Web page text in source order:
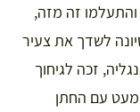
והתעלמו זה מזה,
לשדך את צעיר
זכה לגיחוך
מעט עם החתן